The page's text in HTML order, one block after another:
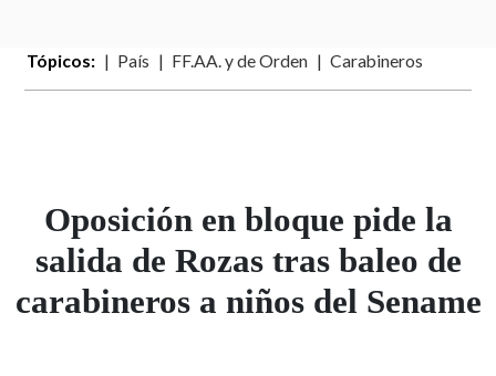
Tópicos: País FF.AA. y de Orden Carabineros
Oposición en bloque pide
la salida de Rozas tras
baleo de carabineros a